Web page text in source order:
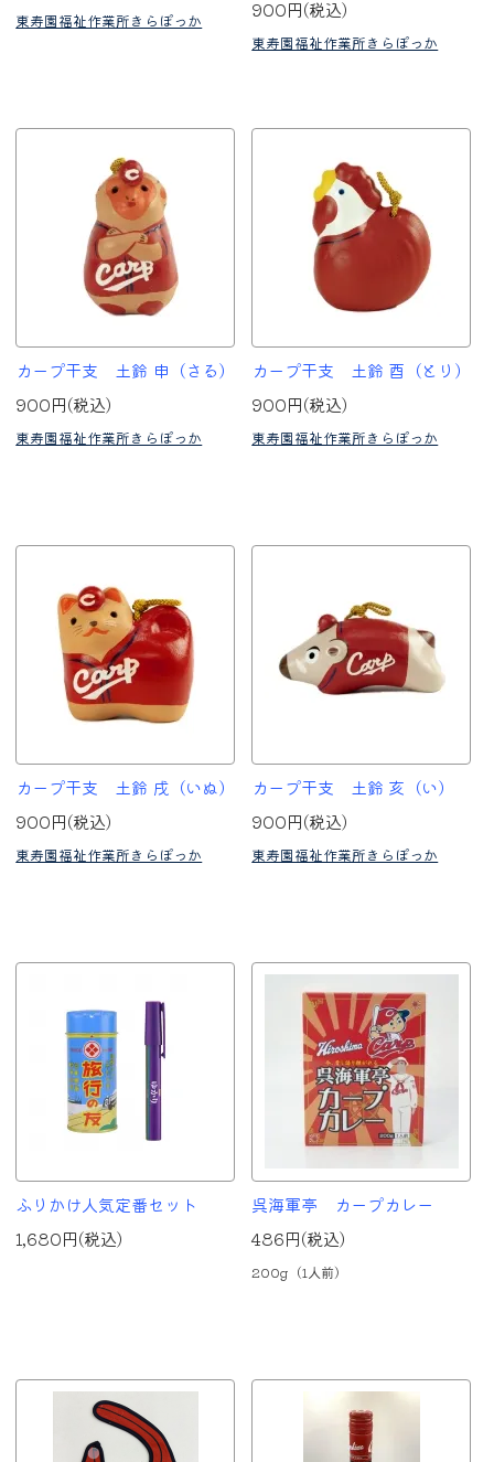
東寿園福祉作業所きらぽっか 900円(税込)
東寿園福祉作業所きらぽっか
カープ干支 土鈴 申（さる）
900円(税込)
東寿園福祉作業所きらぽっか
カープ干支 土鈴 酉（とり）
900円(税込)
東寿園福祉作業所きらぽっか
カープ干支 土鈴 戌（いぬ）
900円(税込)
東寿園福祉作業所きらぽっか
カープ干支 土鈴 亥（い）
900円(税込)
東寿園福祉作業所きらぽっか
ふりかけ人気定番セット
1,680円(税込)
呉海軍亭 カープカレー
486円(税込)
200g（1人前）